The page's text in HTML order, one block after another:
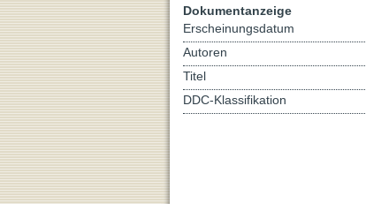
Dokumentanzeige
Erscheinungsdatum
Autoren
Titel
DDC-Klassifikation